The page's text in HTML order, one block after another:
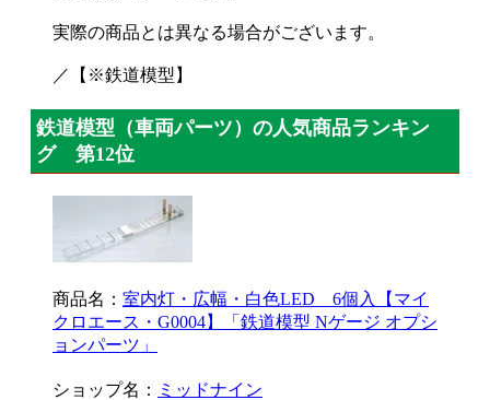
実際の商品とは異なる場合がございます。
／【※鉄道模型】
鉄道模型（車両パーツ）の人気商品ランキン
グ 第12位
商品名： 室内灯・広幅・白色LED 6個入【マイ
クロエース・G0004】「鉄道模型 Nゲージ オプシ
ョンパーツ」
ショップ名： ミッドナイン